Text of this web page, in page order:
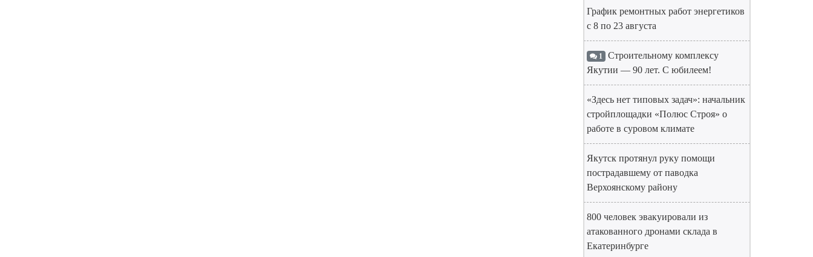
График ремонтных работ энергетиков
с 8 по 23 августа
1 Строительному комплексу
Якутии — 90 лет. С юбилеем!
«Здесь нет типовых задач»: начальник
стройплощадки «Полюс Строя» о
работе в суровом климате
Якутск протянул руку помощи
пострадавшему от паводка
Верхоянскому району
800 человек эвакуировали из
атакованного дронами склада в
Екатеринбурге